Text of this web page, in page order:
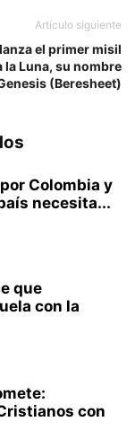
Artículo siguiente
el primer misil
la Luna, su nombre
(Beresheet)
Colombia y
necesita...
que
con la
con